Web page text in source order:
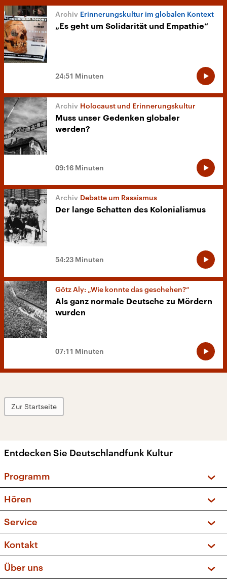
Erinnerungskultur im globalen Kontext
„Es geht um Solidarität und Empathie“
24:51 Minuten
Holocaust und Erinnerungskultur
Muss unser Gedenken globaler
werden?
09:16 Minuten
Debatte um Rassismus
Der lange Schatten des Kolonialismus
54:23 Minuten
Götz Aly: „Wie konnte das geschehen?“
Als ganz normale Deutsche zu Mördern
wurden
07:11 Minuten
Zur Startseite
Entdecken Sie Deutschlandfunk Kultur
Programm
Sendungen und Podcasts
Musikliste
Kakadu – Das Kinderprogramm
Hören
Frequenzen (UKW + DAB+)
Service
FAQ
Apps
Newsletter
Kontakt
Social Media
Über uns